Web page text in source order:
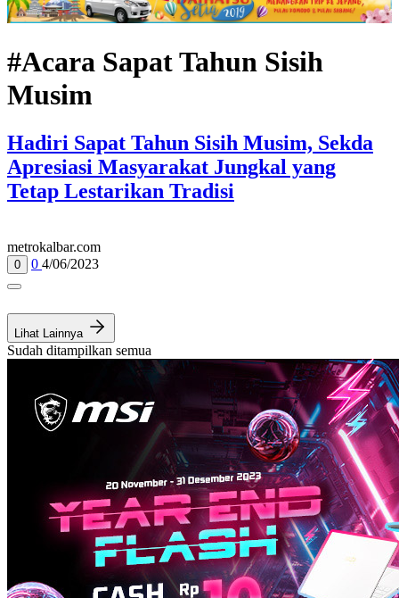
#Acara Sapat Tahun Sisih
Musim
Hadiri Sapat Tahun Sisih Musim, Sekda
Apresiasi Masyarakat Jungkal yang
Tetap Lestarikan Tradisi
metrokalbar.com
0 0 4/06/2023
Lihat Lainnya
Sudah ditampilkan semua